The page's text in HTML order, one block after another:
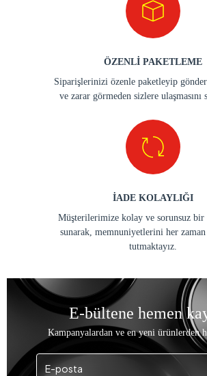
ÖZENLİ PAKETLEME
Siparişlerinizi özenle paketleyip
ve zarar görmeden sizlere ulaşmasını
İADE KOLAYLIĞI
Müşterilerimize kolay ve sorunsuz bir
sunarak, memnuniyetlerini her
tutmaktayız.
E-bültene hemen
Kampanyalardan ve en yeni ürünlerden